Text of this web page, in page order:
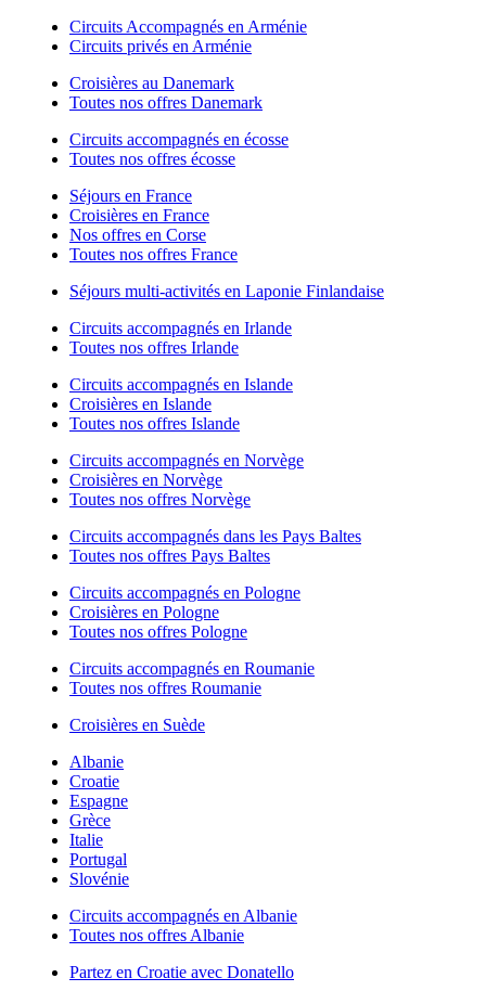
Circuits Accompagnés en Arménie
Circuits privés en Arménie
Croisières au Danemark
Toutes nos offres Danemark
Circuits accompagnés en écosse
Toutes nos offres écosse
Séjours en France
Croisières en France
Nos offres en Corse
Toutes nos offres France
Séjours multi-activités en Laponie Finlandaise
Circuits accompagnés en Irlande
Toutes nos offres Irlande
Circuits accompagnés en Islande
Croisières en Islande
Toutes nos offres Islande
Circuits accompagnés en Norvège
Croisières en Norvège
Toutes nos offres Norvège
Circuits accompagnés dans les Pays Baltes
Toutes nos offres Pays Baltes
Circuits accompagnés en Pologne
Croisières en Pologne
Toutes nos offres Pologne
Circuits accompagnés en Roumanie
Toutes nos offres Roumanie
Croisières en Suède
Albanie
Croatie
Espagne
Grèce
Italie
Portugal
Slovénie
Circuits accompagnés en Albanie
Toutes nos offres Albanie
Partez en Croatie avec Donatello